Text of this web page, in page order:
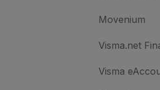
Movenium
Visma.net
Visma